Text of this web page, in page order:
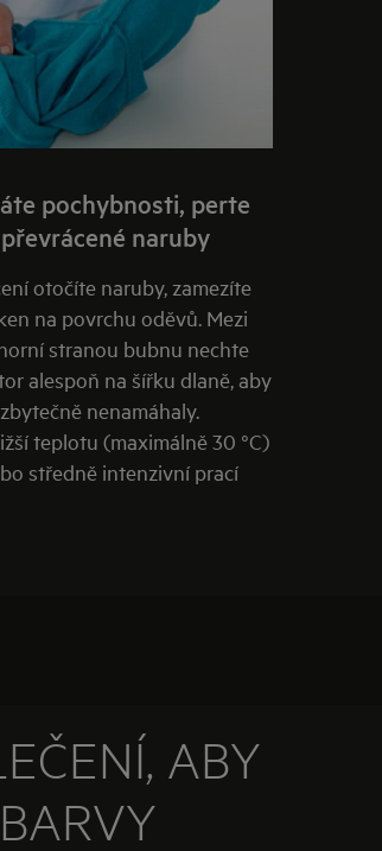
pochybnosti, perte
naruby
otočíte naruby, zamezíte
na povrchu oděvů. Mezi
stranou bubnu nechte
alespoň na šířku dlaně, aby
nenamáhaly.
teplotu (maximálně 30 °C)
středně intenzivní prací
ABY